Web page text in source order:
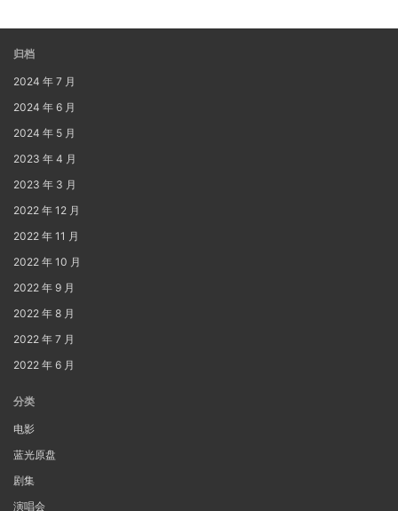
归档
2024 年 7 月
2024 年 6 月
2024 年 5 月
2023 年 4 月
2023 年 3 月
2022 年 12 月
2022 年 11 月
2022 年 10 月
2022 年 9 月
2022 年 8 月
2022 年 7 月
2022 年 6 月
分类
电影
蓝光原盘
剧集
演唱会